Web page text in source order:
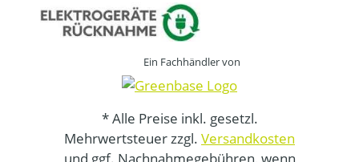
Ein Fachhändler von
* Alle Preise inkl. gesetzl.
Mehrwertsteuer zzgl. Versandkosten